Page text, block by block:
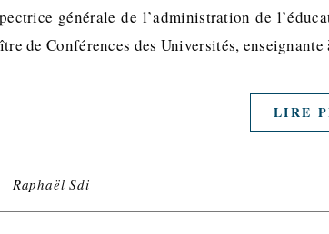
générale de l’administration de
de Conférences des Universités,
LIRE
Raphaël Sdi